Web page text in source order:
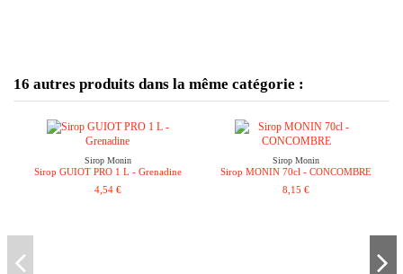
16 autres produits dans la même catégorie :
Sirop Monin
Sirop GUIOT PRO 1 L - Grenadine
4,54 €
Sirop Monin
Sirop MONIN 70cl - CONCOMBRE
8,15 €